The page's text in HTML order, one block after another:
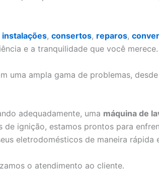
instalações, consertos, reparos,
e a tranquilidade que você merece.
uma ampla gama de problemas,
adequadamente, uma máquina de
de ignição, estamos prontos para
eletrodomésticos de maneira rápida
o atendimento ao cliente.